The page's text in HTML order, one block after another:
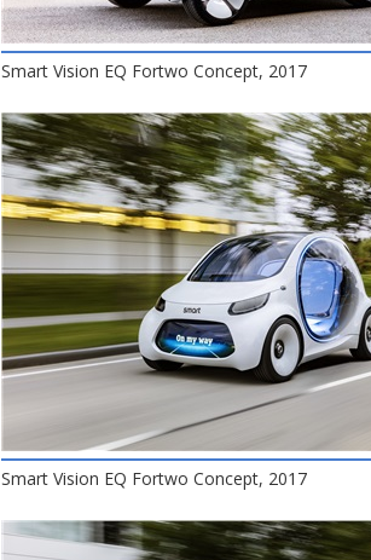
Smart Vision EQ Fortwo Concept, 2017
Smart Vision EQ Fortwo Concept, 2017